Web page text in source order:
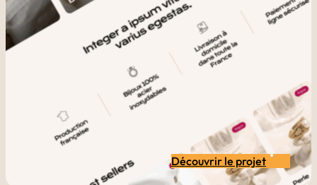
Découvrir le projet